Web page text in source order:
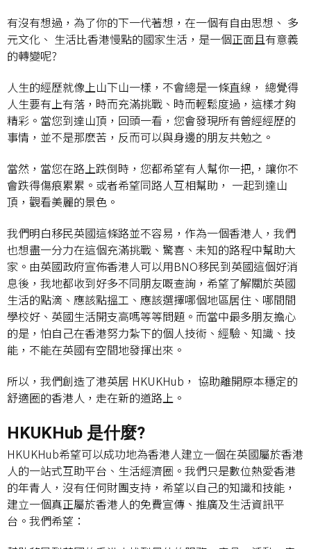
有沒有想過，為了你的下一代著想，在一個有自由思想、 多
元文化、 生活比香港慢點的國家生活，是一個正面且有意義
的轉變呢?
人生的經歷就像上山下山一樣，不會總是一條直線， 總覺得
人生要有上有落，時而充滿挑戰、時而輕鬆度過，這樣才夠
精彩。當您到達山頂，回頭一看，您會發現所有曾經經歷的
事情，並不是那麽苦，反而可以與身邊的朋友共勉之。
當然，當您在路上跌倒時，您都希望有人幫你一把,，讓你不
會跌得傷痕累累。或者希望同路人互相幫助， 一起到達山
頂，觀看美麗的景色。
我們明白移民英國這條路並不容易，作為一個香港人，我們
也想盡一分力在這個充滿挑戰、驚喜、未知的路程中幫助大
家。由英國政府宣佈香港人可以用BNO移民到英國這個好消
息後，我地都收到好多不同朋友嘅查詢，希望了解關於英國
生活的點滴、應該點搵工、應該選擇哪個地區居住、哪間間
學校好、英國生活開支高嗎等等問題。而當中最多朋友擔心
的是，怕自己在香港努力紮下的個人技術、經驗、知識、技
能，不能在英國有空間地發揮出來。
所以，我們創造了港英居 HKUKHub， 協助離開原本穩定的
舒適圈的香港人，走在新的道路上。
HKUKHub 是什麼?
HKUKHub希望可以成功地為香港人建立一個在英國屬於香港
人的一站式互助平台、生活經濟圈。我們只是數位熱愛香港
的年青人，沒有任何財團支持，希望以自己的知識和技能，
建立一個真正屬於香港人的免費宣傳、推廣及生活資訊平
台。我們希望：